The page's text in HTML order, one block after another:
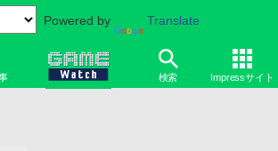
Powered by Translate
検索 Impressサイト